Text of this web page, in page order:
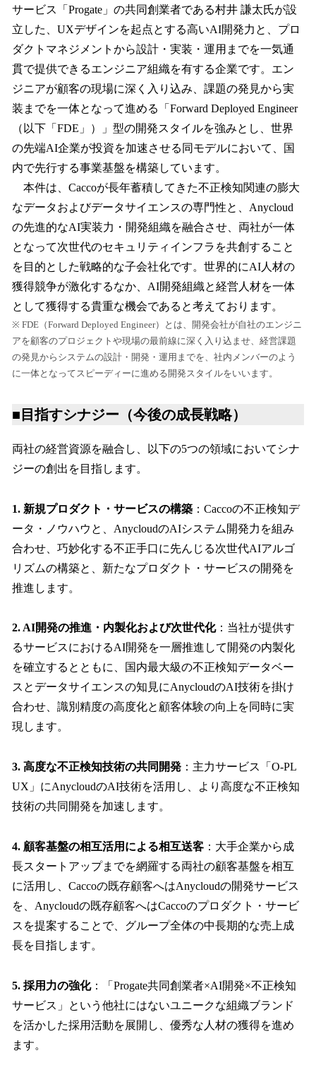
サービス「Progate」の共同創業者である村井 謙太氏が設
立した、UXデザインを起点とする高いAI開発力と、プロ
ダクトマネジメントから設計・実装・運用までを一気通
貫で提供できるエンジニア組織を有する企業です。エン
ジニアが顧客の現場に深く入り込み、課題の発見から実
装までを一体となって進める「Forward Deployed Engineer
（以下「FDE」）」型の開発スタイルを強みとし、世界
の先端AI企業が投資を加速させる同モデルにおいて、国
内で先行する事業基盤を構築しています。
本件は、Caccoが長年蓄積してきた不正検知関連の膨大
なデータおよびデータサイエンスの専門性と、Anycloud
の先進的なAI実装力・開発組織を融合させ、両社が一体
となって次世代のセキュリティインフラを共創すること
を目的とした戦略的な子会社化です。世界的にAI人材の
獲得競争が激化するなか、AI開発組織と経営人材を一体
として獲得する貴重な機会であると考えております。
※ FDE（Forward Deployed Engineer）とは、開発会社が自社のエンジニ
アを顧客のプロジェクトや現場の最前線に深く入り込ませ、経営課題
の発見からシステムの設計・開発・運用までを、社内メンバーのよう
に一体となってスピーディーに進める開発スタイルをいいます。
■目指すシナジー（今後の成長戦略）
両社の経営資源を融合し、以下の5つの領域においてシナ
ジーの創出を目指します。
1. 新規プロダクト・サービスの構築 ：Caccoの不正検知デ
ータ・ノウハウと、AnycloudのAIシステム開発力を組み
合わせ、巧妙化する不正手口に先んじる次世代AIアルゴ
リズムの構築と、新たなプロダクト・サービスの開発を
推進します。
2. AI開発の推進・内製化および次世代化：当社が提供す
るサービスにおけるAI開発を一層推進して開発の内製化
を確立するとともに、国内最大級の不正検知データベー
スとデータサイエンスの知見にAnycloudのAI技術を掛け
合わせ、識別精度の高度化と顧客体験の向上を同時に実
現します。
3. 高度な不正検知技術の共同開発 ：主力サービス「O-PL
UX」にAnycloudのAI技術を活用し、より高度な不正検知
技術の共同開発を加速します。
4. 顧客基盤の相互活用による相互送客 ：大手企業から成
長スタートアップまでを網羅する両社の顧客基盤を相互
に活用し、Caccoの既存顧客へはAnycloudの開発サービス
を、Anycloudの既存顧客へはCaccoのプロダクト・サービ
スを提案することで、グループ全体の中長期的な売上成
長を目指します。
5. 採用力の強化：「Progate共同創業者×AI開発×不正検知
サービス」という他社にはないユニークな組織ブランド
を活かした採用活動を展開し、優秀な人材の獲得を進め
ます。